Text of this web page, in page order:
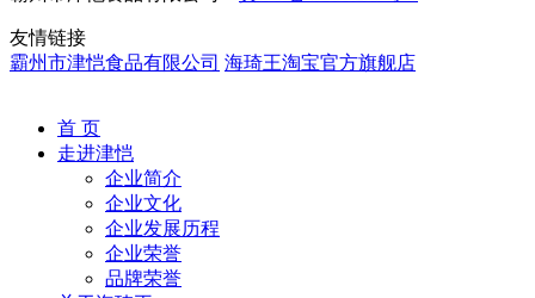
友情链接
霸州市津恺食品有限公司 海琦王淘宝官方旗舰店
首 页
走进津恺
企业简介
企业文化
企业发展历程
企业荣誉
品牌荣誉